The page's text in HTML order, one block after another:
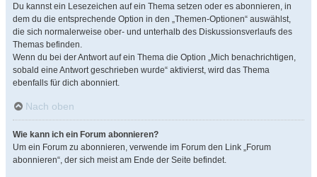
Du kannst ein Lesezeichen auf ein Thema setzen oder es abonnieren, in
dem du die entsprechende Option in den „Themen-Optionen“ auswählst,
die sich normalerweise ober- und unterhalb des Diskussionsverlaufs des
Themas befinden.
Wenn du bei der Antwort auf ein Thema die Option „Mich benachrichtigen,
sobald eine Antwort geschrieben wurde“ aktivierst, wird das Thema
ebenfalls für dich abonniert.
Nach oben
Wie kann ich ein Forum abonnieren?
Um ein Forum zu abonnieren, verwende im Forum den Link „Forum
abonnieren“, der sich meist am Ende der Seite befindet.